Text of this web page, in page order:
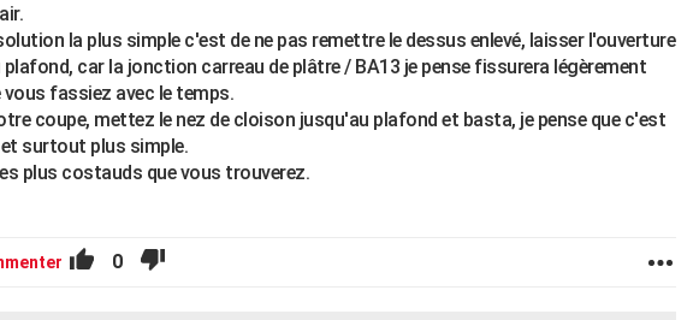
la plus simple c'est de ne pas remettre le dessus enlevé, laisser l'ouverture
car la jonction carreau de plâtre / BA13 je pense fissurera légèrement
vous fassiez avec le temps.
coupe, mettez le nez de cloison jusqu'au plafond et basta, je pense que c'est
et surtout plus simple.
plus costauds que vous trouverez.
0